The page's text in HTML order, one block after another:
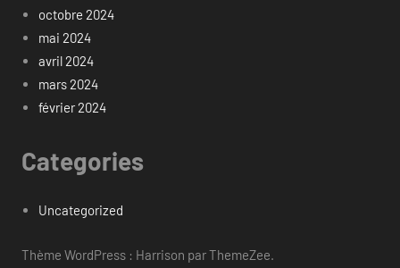
octobre 2024
mai 2024
avril 2024
mars 2024
février 2024
Categories
Uncategorized
Thème WordPress : Harrison par ThemeZee.